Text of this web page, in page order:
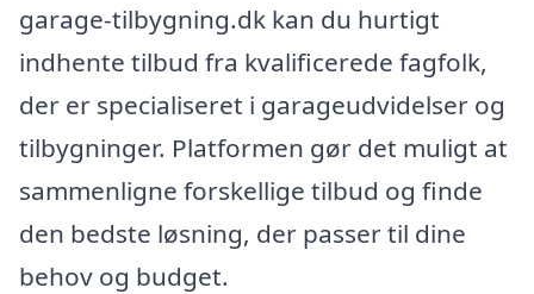
garage-tilbygning.dk kan du hurtigt
indhente tilbud fra kvalificerede fagfolk,
der er specialiseret i garageudvidelser og
tilbygninger. Platformen gør det muligt at
sammenligne forskellige tilbud og finde
den bedste løsning, der passer til dine
behov og budget.